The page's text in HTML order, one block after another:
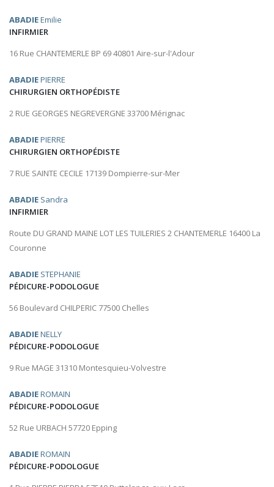
ABADIEEmilie
INFIRMIER
16 Rue CHANTEMERLE BP 69 40801 Aire-sur-l'Adour
ABADIEPIERRE
CHIRURGIEN ORTHOPÉDISTE
2 RUE GEORGES NEGREVERGNE 33700 Mérignac
ABADIEPIERRE
CHIRURGIEN ORTHOPÉDISTE
7 RUE SAINTE CECILE 17139 Dompierre-sur-Mer
ABADIE Sandra
INFIRMIER
Route DU GRAND MAINE LOT LES TUILERIES 2 CHANTEMERLE 16400 La
Couronne
ABADIE STEPHANIE
PÉDICURE-PODOLOGUE
56 Boulevard CHILPERIC 77500 Chelles
ABADIENELLY
PÉDICURE-PODOLOGUE
9 Rue MAGE 31310 Montesquieu-Volvestre
ABADIEROMAIN
PÉDICURE-PODOLOGUE
52 Rue URBACH 57720 Epping
ABADIEROMAIN
PÉDICURE-PODOLOGUE